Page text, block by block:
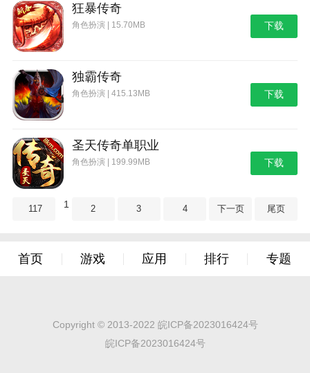
狂暴传奇
角色扮演 | 15.70MB 下载
独霸传奇
角色扮演 | 415.13MB 下载
圣天传奇单职业
角色扮演 | 199.99MB 下载
117 1 2 3 4 下一页 尾页
首页 游戏 应用 排行 专题
Copyright © 2013-2022 皖ICP备2023016424号
皖ICP备2023016424号